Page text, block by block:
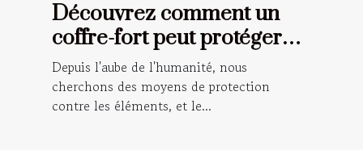
Découvrez comment un
coffre-fort peut protéger
vos documents importants
en cas d'incendie
Depuis l'aube de l'humanité, nous
cherchons des moyens de protection
contre les éléments, et le...